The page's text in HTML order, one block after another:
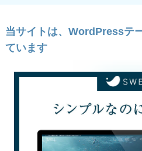
当サイトは、WordPressテ
ています